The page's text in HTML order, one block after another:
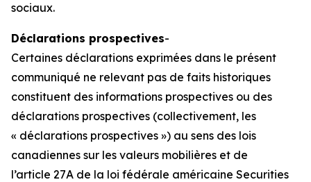
sociaux.
Déclarations prospectives-
Certaines déclarations exprimées dans le présent
communiqué ne relevant pas de faits historiques
constituent des informations prospectives ou des
déclarations prospectives (collectivement, les
« déclarations prospectives ») au sens des lois
canadiennes sur les valeurs mobilières et de
l’article 27A de la loi fédérale américaine Securities